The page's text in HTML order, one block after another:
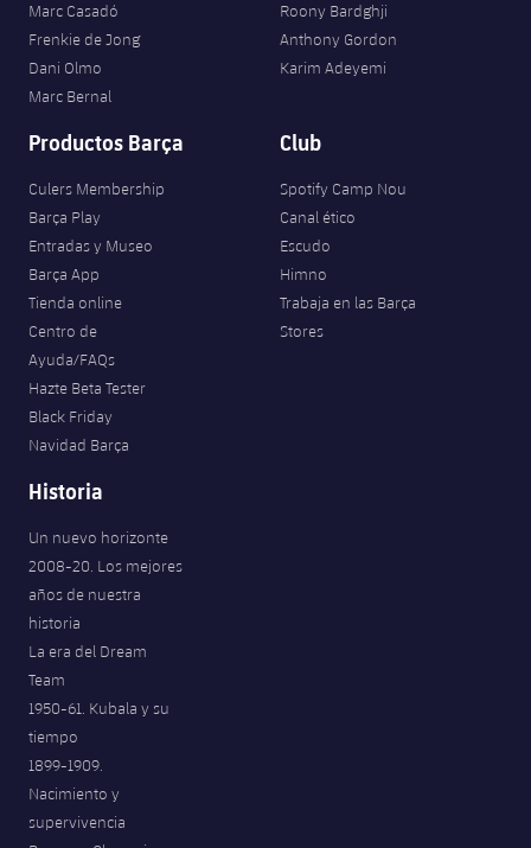
Marc Casadó
Frenkie de Jong
Dani Olmo
Marc Bernal
Roony Bardghji
Anthony Gordon
Karim Adeyemi
Productos Barça
Culers Membership
Barça Play
Entradas y Museo
Barça App
Tienda online
Centro de
Ayuda/FAQs
Hazte Beta Tester
Black Friday
Navidad Barça
Club
Spotify Camp Nou
Canal ético
Escudo
Himno
Trabaja en las Barça
Stores
Historia
Un nuevo horizonte
2008-20. Los mejores
años de nuestra
historia
La era del Dream
Team
1950-61. Kubala y su
tiempo
1899-1909.
Nacimiento y
supervivencia